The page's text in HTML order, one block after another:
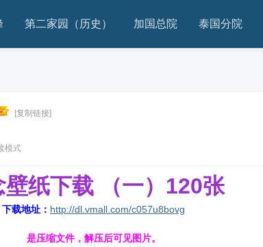
第二家园（历史） 加国总院 泰国分院
[复制链接]
模式
壁纸下载 （一）120张
下载地址： http://dl.vmall.com/c057u8bovg
是压缩文件，解压后可见图片。